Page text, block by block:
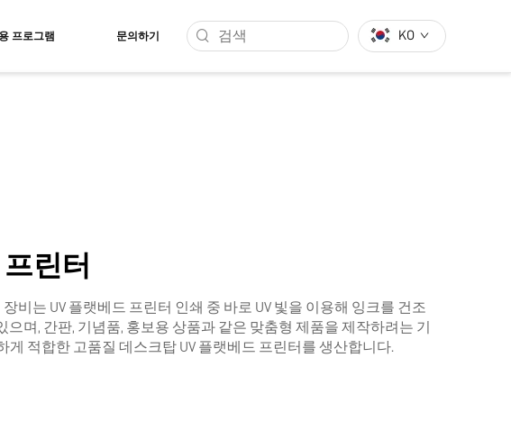
프로그램 문의하기 KO
린터
장비는 UV 플랫베드 프린터 인쇄 중 바로 UV 빛을 이용해 잉크를 건조
며, 간판, 기념품, 홍보용 상품과 같은 맞춤형 제품을 제작하려는 기
적합한 고품질 데스크탑 UV 플랫베드 프린터를 생산합니다.